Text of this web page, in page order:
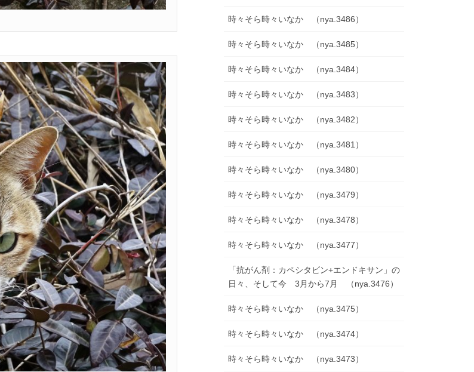
時々そら時々いなか （nya.3486）
時々そら時々いなか （nya.3485）
時々そら時々いなか （nya.3484）
時々そら時々いなか （nya.3483）
時々そら時々いなか （nya.3482）
時々そら時々いなか （nya.3481）
時々そら時々いなか （nya.3480）
時々そら時々いなか （nya.3479）
時々そら時々いなか （nya.3478）
時々そら時々いなか （nya.3477）
「抗がん剤：カペシタビン+エンドキサン」の
日々、そして今 3月から7月 （nya.3476）
時々そら時々いなか （nya.3475）
時々そら時々いなか （nya.3474）
時々そら時々いなか （nya.3473）